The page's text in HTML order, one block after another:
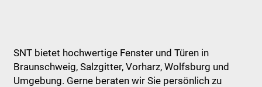
SNT bietet hochwertige Fenster und Türen in
Braunschweig, Salzgitter, Vorharz, Wolfsburg und
Umgebung. Gerne beraten wir Sie persönlich zu